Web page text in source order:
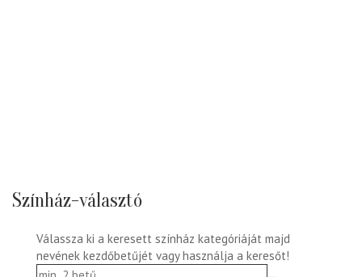
Színház-választó
Válassza ki a keresett színház kategóriáját majd
nevének kezdőbetűjét vagy használja a keresőt!